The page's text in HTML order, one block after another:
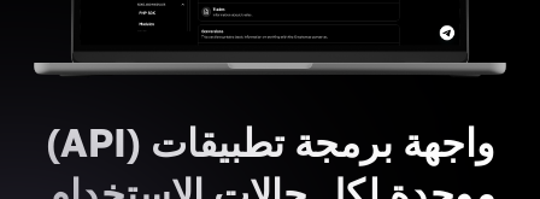
واجهة برمجة تطبيقات (API)